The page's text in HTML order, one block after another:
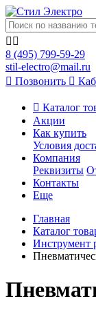
8 (495) 799-59-29
stil-electro@mail.ru
Позвонить
Каталог
Акции
Как купить
Условия
Компания
Реквизиты
Контакты
Еще
Главная
Каталог
Инструмент